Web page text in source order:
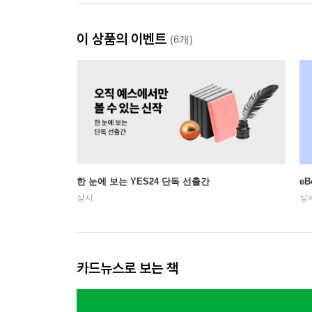
이 상품의 이벤트 (6개)
한 눈에 보는 YES24 단독 선출간
상시 상
카드뉴스로 보는 책